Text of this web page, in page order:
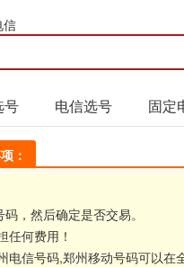
信
号 电信选号 固定
：
，然后确定是否交易。
任何费用！
电信号码,郑州移动号码可以在